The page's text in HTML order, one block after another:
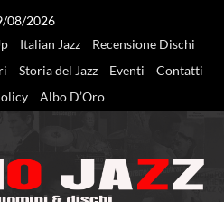
08/2026
Italian Jazz
Recensione Dischi
Storia del Jazz Eventi
Contatti
Albo D’Oro